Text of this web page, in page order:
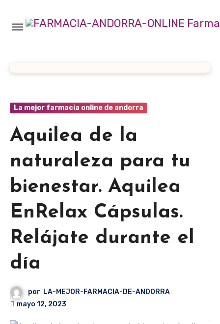
contenido
La mejor farmacia online de andorra
Aquilea de la
naturaleza para tu
bienestar. Aquilea
EnRelax Cápsulas.
Relájate durante el
día
por LA-MEJOR-FARMACIA-DE-ANDORRA
mayo 12, 2023